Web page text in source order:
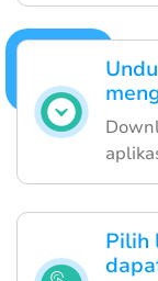
Pilih